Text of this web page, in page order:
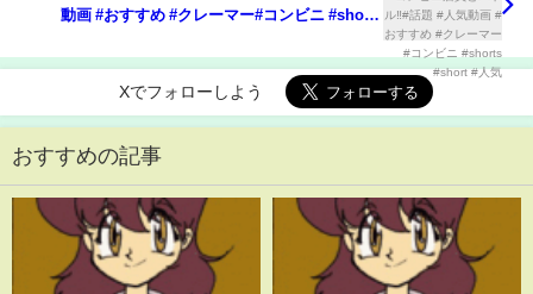
動画 #おすすめ #クレーマー#コンビニ #shorts
Xでフォローしよう
おすすめの記事